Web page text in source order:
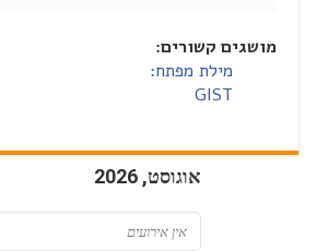
מושגים קשורים:
מילת מפתח:
GIST
אוגוסט, 2026
אין אירועים